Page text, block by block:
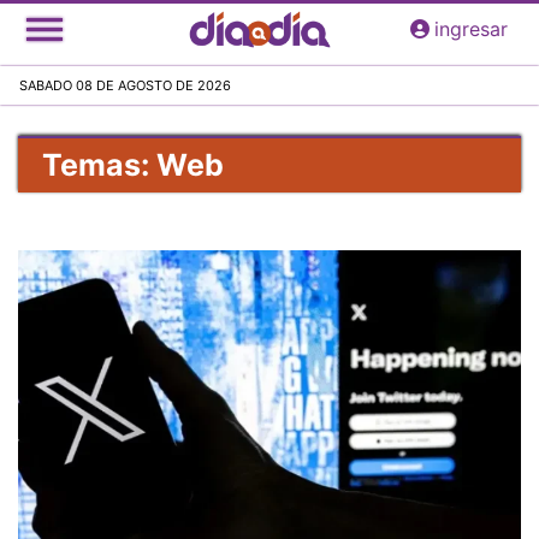
Pasar
al
principal
ingresar
SABADO 08 DE AGOSTO DE 2026
Temas: Web